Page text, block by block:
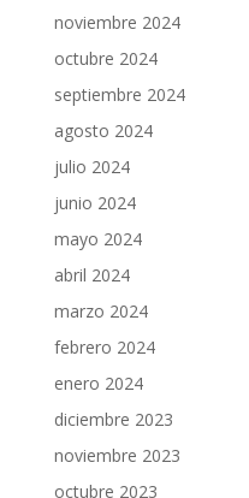
noviembre 2024
octubre 2024
septiembre 2024
agosto 2024
julio 2024
junio 2024
mayo 2024
abril 2024
marzo 2024
febrero 2024
enero 2024
diciembre 2023
noviembre 2023
octubre 2023